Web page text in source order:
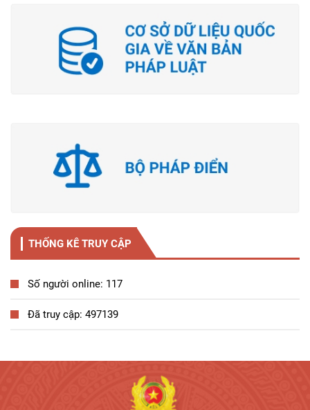
THỐNG KÊ TRUY CẬP
Số người online: 117
Đã truy cập: 497139